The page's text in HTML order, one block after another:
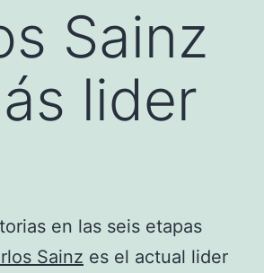
Sainz
lider
en las seis etapas
Sainz es el actual lider